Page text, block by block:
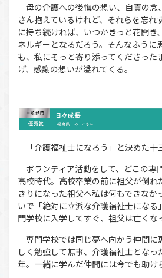
母の介護への後悔の想い、自責の念
さん抱えているけれど、それらを忘れ
に持ち続ければ、いつかきっと花開き
ネルギーとなるだろう。そんなふうに
も、私にそっと寄り添ってくださった
げ、感謝の想いが溢れてくる。
「介護福祉士になろう」と決めた十
ボランティア活動をして、どこの専
高校時代。高校卒業の前に祖父が倒れ
きりになった祖父へ私は何もできなか
いで「絶対に立派な介護福祉士になる
門学校に入学してすぐ、祖父は亡くな
専門学校では同じ夢へ向かう仲間に
しく勉強して無事、介護福祉士とな
年。一緒に学んだ仲間には今でも助け